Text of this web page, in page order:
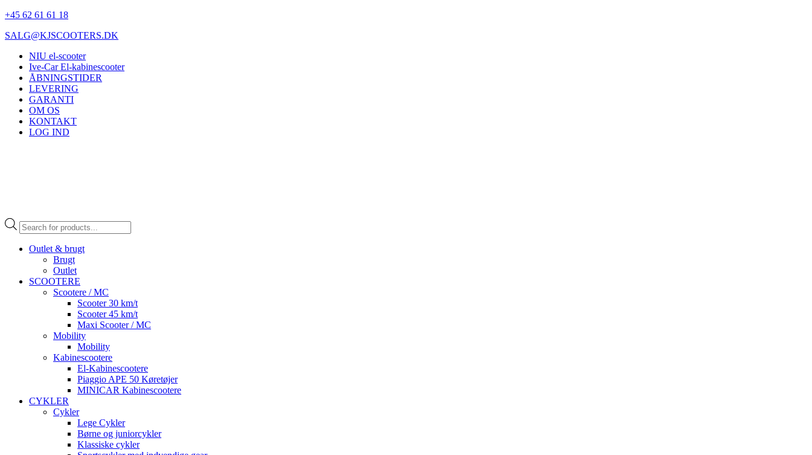
+45 62 61 61 18
SALG@KJSCOOTERS.DK
NIU el-scooter
Ive-Car El-kabinescooter
ÅBNINGSTIDER
LEVERING
GARANTI
OM OS
KONTAKT
LOG IND
Products
search
Outlet & brugt
Brugt
Outlet
SCOOTERE
Scootere / MC
Scooter 30 km/t
Scooter 45 km/t
Maxi Scooter / MC
Mobility
Mobility
Kabinescootere
El-Kabinescootere
Piaggio APE 50 Køretøjer
MINICAR Kabinescootere
CYKLER
Cykler
Lege Cykler
Børne og juniorcykler
Klassiske cykler